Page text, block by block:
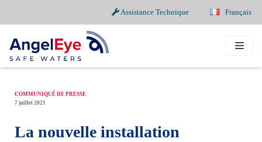
Assistance Technique Français
au
contenu
COMMUNIQUÉ DE PRESSE
7 juillet 2021
La nouvelle installation